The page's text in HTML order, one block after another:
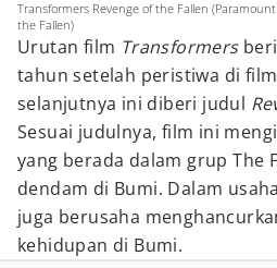
Transformers Revenge of the Fallen
the Fallen)
Urutan film Transformers
tahun setelah peristiwa di film
selanjutnya ini diberi judul
Sesuai judulnya, film ini
yang berada dalam grup The
dendam di Bumi. Dalam
juga berusaha
kehidupan di Bumi.